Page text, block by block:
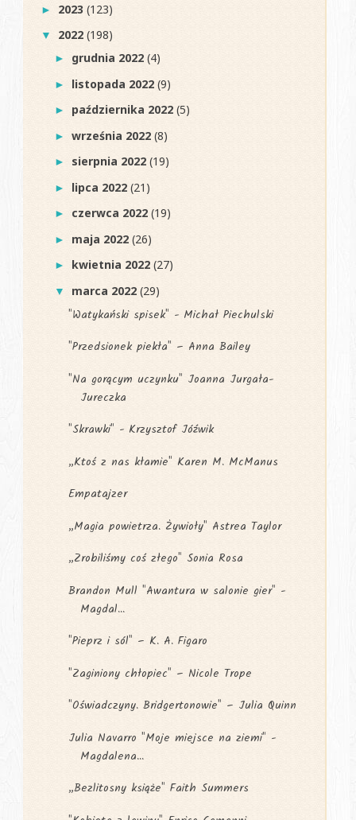
► 2023(123)
▼ 2022(198)
► grudnia 2022(4)
► listopada 2022(9)
► października 2022(5)
►września 2022(8)
► sierpnia 2022(19)
► lipca 2022(21)
► czerwca 2022(19)
► maja 2022(26)
► kwietnia 2022(27)
▼ marca 2022(29)
"Watykański spisek" - Michał Piechulski
"Przedsionek piekła" – Anna Bailey
"Na gorącym uczynku" Joanna Jurgała-
Jureczka
"Skrawki" - Krzysztof Jóźwik
„Ktoś z nas kłamie" Karen M. McManus
Empatajzer
„Magia powietrza. Żywioły" Astrea Taylor
„Zrobiliśmy coś złego" Sonia Rosa
Brandon Mull "Awantura w salonie gier" -
Magdal...
"Pieprz i sól" – K. A. Figaro
"Zaginiony chłopiec" – Nicole Trope
"Oświadczyny. Bridgertonowie" – Julia Quinn
Julia Navarro "Moje miejsce na ziemi" -
Magdalena...
„Bezlitosny książe" Faith Summers